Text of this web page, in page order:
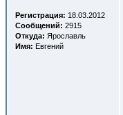
Регистрация: 18.03.2012
Сообщений: 2915
Откуда: Ярославль
Имя: Евгений